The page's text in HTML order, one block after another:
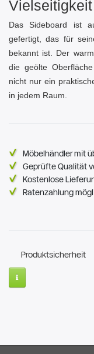
Vielseitigkeit
Das Sideboard ist
gefertigt, das für
bekannt ist. Der
die geölte
nicht nur ein
in jedem Raum.
Möbelhändler mit
Geprüfte Qualität
Kostenlose
Ratenzahlung
Produktsicherheit